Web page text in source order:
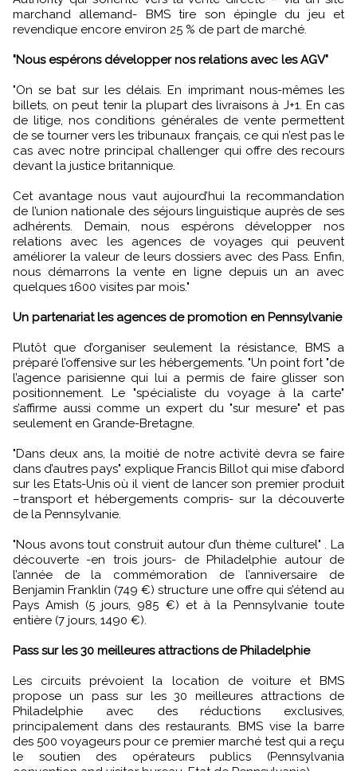
marchand allemand- BMS tire son épingle du jeu et
revendique encore environ 25 % de part de marché.
"Nous espérons développer nos relations avec les AGV"
"On se bat sur les délais. En imprimant nous-mêmes les
billets, on peut tenir la plupart des livraisons à J+1. En cas
de litige, nos conditions générales de vente permettent
de se tourner vers les tribunaux français, ce qui n’est pas le
cas avec notre principal challenger qui offre des recours
devant la justice britannique.
Cet avantage nous vaut aujourd’hui la recommandation
de l’union nationale des séjours linguistique auprès de ses
adhérents. Demain, nous espérons développer nos
relations avec les agences de voyages qui peuvent
améliorer la valeur de leurs dossiers avec des Pass. Enfin,
nous démarrons la vente en ligne depuis un an avec
quelques 1600 visites par mois."
Un partenariat les agences de promotion en Pennsylvanie
Plutôt que d’organiser seulement la résistance, BMS a
préparé l’offensive sur les hébergements. "Un point fort "de
l’agence parisienne qui lui a permis de faire glisser son
positionnement. Le "spécialiste du voyage à la carte"
s’affirme aussi comme un expert du "sur mesure" et pas
seulement en Grande-Bretagne.
"Dans deux ans, la moitié de notre activité devra se faire
dans d’autres pays" explique Francis Billot qui mise d’abord
sur les Etats-Unis où il vient de lancer son premier produit
–transport et hébergements compris- sur la découverte
de la Pennsylvanie.
"Nous avons tout construit autour d’un thème culturel" . La
découverte -en trois jours- de Philadelphie autour de
l’année de la commémoration de l’anniversaire de
Benjamin Franklin (749 €) structure une offre qui s’étend au
Pays Amish (5 jours, 985 €) et à la Pennsylvanie toute
entière (7 jours, 1490 €).
Pass sur les 30 meilleures attractions de Philadelphie
Les circuits prévoient la location de voiture et BMS
propose un pass sur les 30 meilleures attractions de
Philadelphie avec des réductions exclusives,
principalement dans des restaurants. BMS vise la barre
des 500 voyageurs pour ce premier marché test qui a reçu
le soutien des opérateurs publics (Pennsylvania